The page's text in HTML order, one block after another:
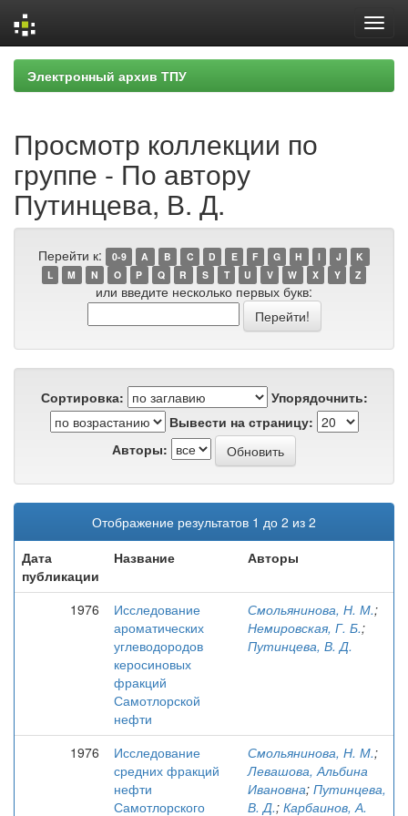
Skip
navigation
Электронный архив ТПУ
Просмотр коллекции по
группе - По автору
Путинцева, В. Д.
Перейти к: 0-9 A B C D E F G H I J
K
L
M N O P Q R S T U V W X Y Z
или введите несколько первых букв:
Сортировка:
Упорядочнить:
Вывести на страницу:
Авторы:
Отображение результатов 1 до 2 из 2
Дата
публикации
Название Авторы
1976
Исследование
ароматических
углеводородов
керосиновых
фракций
Самотлорской
нефти
Смольянинова, Н. М.;
Немировская, Г. Б.;
Путинцева, В. Д.
1976
Исследование
средних фракций
нефти
Самотлорского
Смольянинова, Н. М.;
Левашова, Альбина
Ивановна; Путинцева,
В. Д.; Карбаинов, А.